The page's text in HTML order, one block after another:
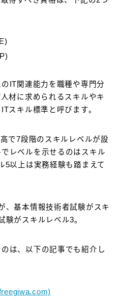
IT関連能力を職種や専門分
材に求められるスキルやキ
スキル標準と呼びます。
で7段階のスキルレベルが設
レベルを示せるのはスキル
5以上は実務経験も踏まえて
、基本情報技術者試験がスキ
験がスキルレベル3。
は、以下の記事でも紹介し